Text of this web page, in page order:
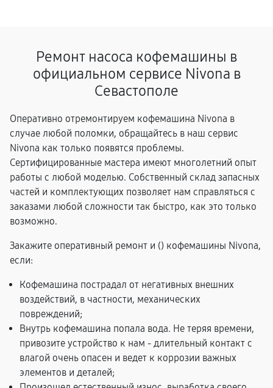
Ремонт насоса кофемашины в
официальном сервисе Nivona в
Севастополе
Оперативно отремонтируем кофемашина Nivona в
случае любой поломки, обращайтесь в наш сервис
Nivona как только появятся проблемы.
Сертифицированные мастера имеют многолетний опыт
работы с любой моделью. Собственный склад запасных
частей и комплектующих позволяет нам справляться с
заказами любой сложности так быстро, как это только
возможно.
Закажите оперативный ремонт и () кофемашины Nivona,
если:
Кофемашина пострадал от негативных внешних
воздействий, в частности, механических
повреждений;
Внутрь кофемашина попала вода. Не теряя времени,
привозите устройство к нам - длительный контакт с
влагой очень опасен и ведет к коррозии важных
элементов и деталей;